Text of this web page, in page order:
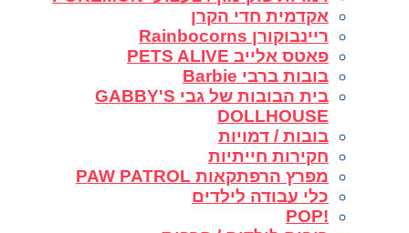
אקדמית חדי הקרן
ריינבוקורן Rainbocorns
פאטס אלייב PETS ALIVE
בובות ברבי Barbie
בית הבובות של גבי GABBY'S
DOLLHOUSE
בובות / דמויות
חקירות חייתיות
מפרץ הרפתקאות PAW PATROL
כלי עבודה לילדים
!POP